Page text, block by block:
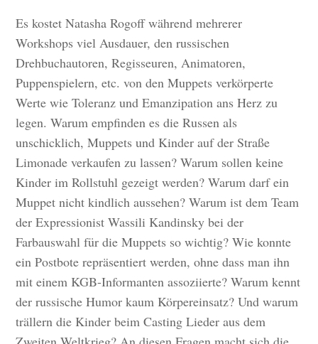
Es kostet Natasha Rogoff während mehrerer
Workshops viel Ausdauer, den russischen
Drehbuchautoren, Regisseuren, Animatoren,
Puppenspielern, etc. von den Muppets verkörperte
Werte wie Toleranz und Emanzipation ans Herz zu
legen. Warum empfinden es die Russen als
unschicklich, Muppets und Kinder auf der Straße
Limonade verkaufen zu lassen? Warum sollen keine
Kinder im Rollstuhl gezeigt werden? Warum darf ein
Muppet nicht kindlich aussehen? Warum ist dem Team
der Expressionist Wassili Kandinsky bei der
Farbauswahl für die Muppets so wichtig? Wie konnte
ein Postbote repräsentiert werden, ohne dass man ihn
mit einem KGB-Informanten assoziierte? Warum kennt
der russische Humor kaum Körpereinsatz? Und warum
trällern die Kinder beim Casting Lieder aus dem